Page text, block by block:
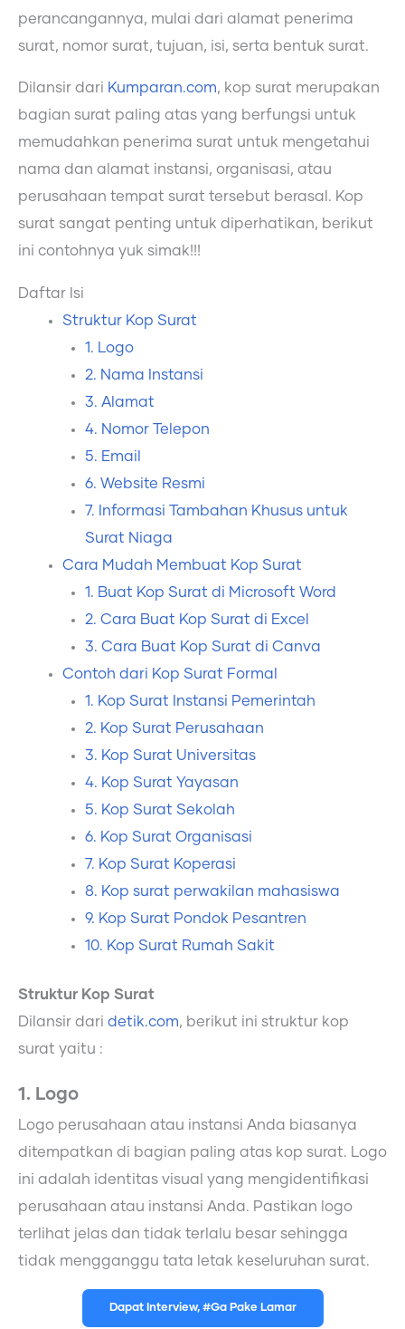
perancangannya, mulai dari alamat penerima
surat, nomor surat, tujuan, isi, serta bentuk surat.
Dilansir dari Kumparan.com, kop surat merupakan
bagian surat paling atas yang berfungsi untuk
memudahkan penerima surat untuk mengetahui
nama dan alamat instansi, organisasi, atau
perusahaan tempat surat tersebut berasal. Kop
surat sangat penting untuk diperhatikan, berikut
ini contohnya yuk simak!!!
Daftar Isi
Struktur Kop Surat
1. Logo
2. Nama Instansi
3. Alamat
4. Nomor Telepon
5. Email
6. Website Resmi
7. Informasi Tambahan Khusus untuk
Surat Niaga
Cara Mudah Membuat Kop Surat
1. Buat Kop Surat di Microsoft Word
2. Cara Buat Kop Surat di Excel
3. Cara Buat Kop Surat di Canva
Contoh dari Kop Surat Formal
1. Kop Surat Instansi Pemerintah
2. Kop Surat Perusahaan
3. Kop Surat Universitas
4. Kop Surat Yayasan
5. Kop Surat Sekolah
6. Kop Surat Organisasi
7. Kop Surat Koperasi
8. Kop surat perwakilan mahasiswa
9. Kop Surat Pondok Pesantren
10. Kop Surat Rumah Sakit
Struktur Kop Surat
Dilansir dari detik.com, berikut ini struktur kop
surat yaitu :
1. Logo
Logo perusahaan atau instansi Anda biasanya
ditempatkan di bagian paling atas kop surat. Logo
ini adalah identitas visual yang mengidentifikasi
perusahaan atau instansi Anda. Pastikan logo
terlihat jelas dan tidak terlalu besar sehingga
tidak mengganggu tata letak keseluruhan surat.
Dapat Interview, #Ga Pake Lamar